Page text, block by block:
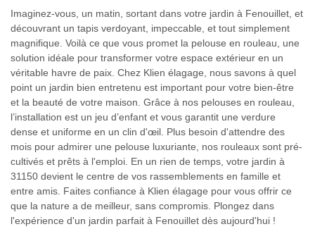
Imaginez-vous, un matin, sortant dans votre jardin à Fenouillet, et
découvrant un tapis verdoyant, impeccable, et tout simplement
magnifique. Voilà ce que vous promet la pelouse en rouleau, une
solution idéale pour transformer votre espace extérieur en un
véritable havre de paix. Chez Klien élagage, nous savons à quel
point un jardin bien entretenu est important pour votre bien-être
et la beauté de votre maison. Grâce à nos pelouses en rouleau,
l’installation est un jeu d’enfant et vous garantit une verdure
dense et uniforme en un clin d'œil. Plus besoin d'attendre des
mois pour admirer une pelouse luxuriante, nos rouleaux sont pré-
cultivés et prêts à l'emploi. En un rien de temps, votre jardin à
31150 devient le centre de vos rassemblements en famille et
entre amis. Faites confiance à Klien élagage pour vous offrir ce
que la nature a de meilleur, sans compromis. Plongez dans
l'expérience d'un jardin parfait à Fenouillet dès aujourd'hui !